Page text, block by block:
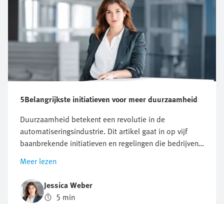
5Belangrijkste initiatieven voor meer duurzaamheid
Duurzaamheid betekent een revolutie in de
automatiseringsindustrie. Dit artikel gaat in op vijf
baanbrekende initiatieven en regelingen die bedrijven
voor nieuwe uitdagingen stellen, maar ook kansen
bieden voor innovatie en groei. Ontdek waarom een
proactieve benadering van duurzaamheid cruciaal kan
zijn voor toekomstig zakelijk succes.
Meer lezen
Jessica Weber
5 min